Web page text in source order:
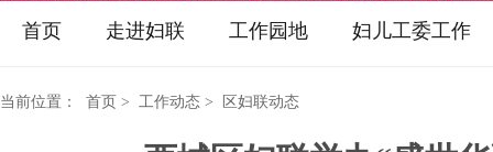
首页 走进妇联 工作园地 妇儿工委工作
当前位置： 首页 > 工作动态 > 区妇联动态